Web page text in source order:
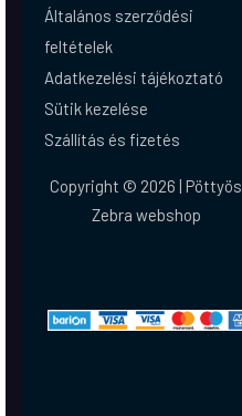
Általános szerződési
feltételek
Adatkezelési tájékoztató
Sütik kezelése
Szállítás és fizetés
Copyright © 2026 | Pöttyös
Zebra webshop